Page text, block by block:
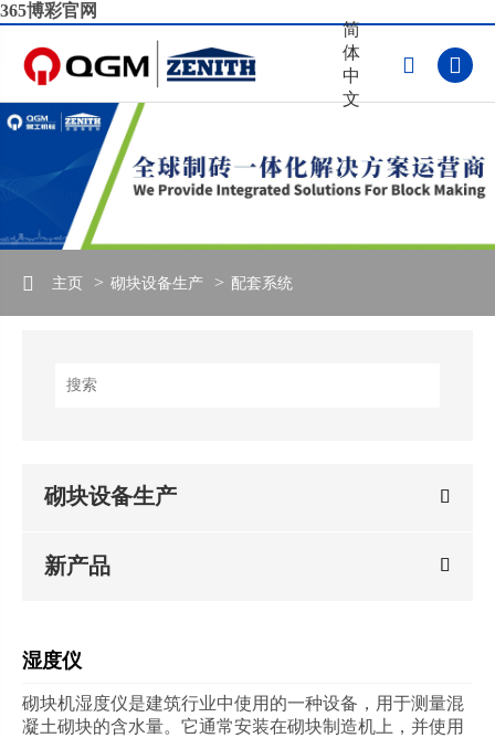
365博彩官网
简
体
中
文
 
主页 砌块设备生产 配套系统
砌块设备生产
新产品
湿度仪
砌块机湿度仪是建筑行业中使用的一种设备，用于测量混
凝土砌块的含水量。它通常安装在砌块制造机上，并使用